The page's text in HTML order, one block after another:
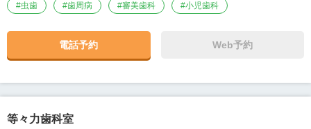
#虫歯 #歯周病 #審美歯科 #小児歯科
電話予約 Web予約
等々力歯科室